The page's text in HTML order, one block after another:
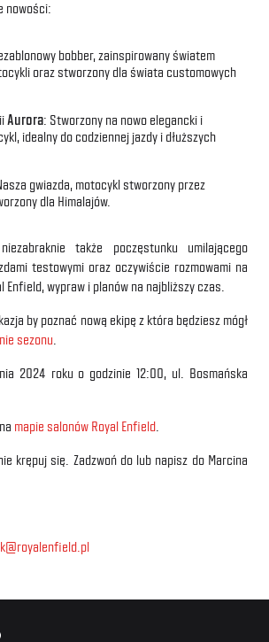
nowości:
bobber, zainspirowany światem
oraz stworzony dla świata customowych
Aurora: Stworzony na nowo elegancki i
idealny do codziennej jazdy i dłuższych
gwiazda, motocykl stworzony przez
dla Himalajów.
także poczęstunku umilającego
testowymi oraz oczywiście rozmowami na
wypraw i planów na najbliższy czas.
by poznać nową ekipę z która będziesz mógł
sezonu
2024 roku o godzinie 12:00, ul. Bosmańska
mapie salonów Royal Enfield
krępuj się. Zadzwoń do lub napisz do Marcina